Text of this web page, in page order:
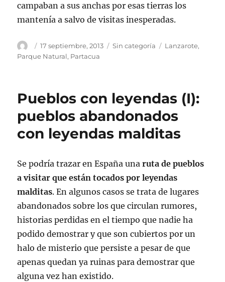
campaban a sus anchas por esas tierras los
mantenía a salvo de visitas inesperadas.
Autor
Publicado
el
17 septiembre, 2013 Categorías
Sin categoría Etiquetas
Lanzarote,
Parque Natural, Partacua
Pueblos con leyendas (I):
pueblos abandonados
con leyendas malditas
Se podría trazar en España unaruta de pueblos
a visitar que están tocados por leyendas
malditas. En algunos casos se trata de lugares
abandonados sobre los que circulan rumores,
historias perdidas en el tiempo que nadie ha
podido demostrar y que son cubiertos por un
halo de misterio que persiste a pesar de que
apenas quedan ya ruinas para demostrar que
alguna vez han existido.